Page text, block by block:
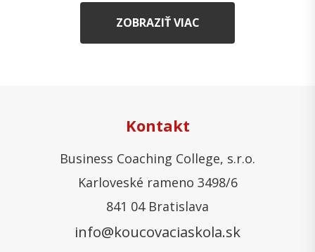
ZOBRAZIŤ VIAC
Kontakt
Business Coaching College, s.r.o.
Karloveské rameno 3498/6
841 04 Bratislava
info@koucovaciaskola.sk